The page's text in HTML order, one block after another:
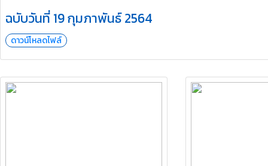
ฉบับวันที่ 19 กุมภาพันธ์ 2564
ดาวน์โหลดไฟล์